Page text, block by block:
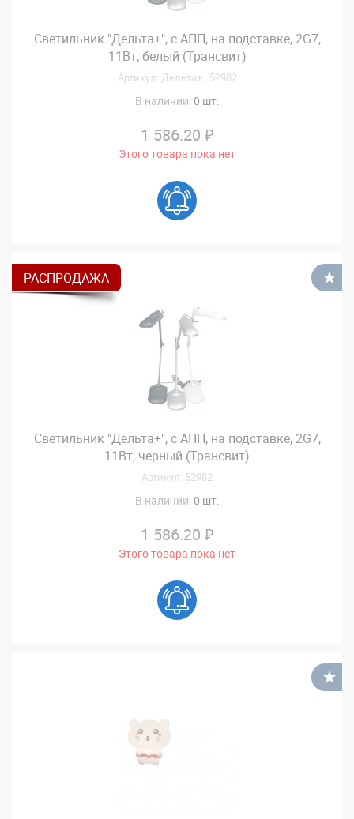
Светильник "Дельта+", с АПП, на подставке, 2G7,
11Вт, белый (Трансвит)
Артикул: Дельта+ , 52982
В наличии: 0 шт.
1 586.20 ₽
Этого товара пока нет
РАСПРОДАЖА
Светильник "Дельта+", с АПП, на подставке, 2G7,
11Вт, черный (Трансвит)
Артикул: 52982
В наличии: 0 шт.
1 586.20 ₽
Этого товара пока нет